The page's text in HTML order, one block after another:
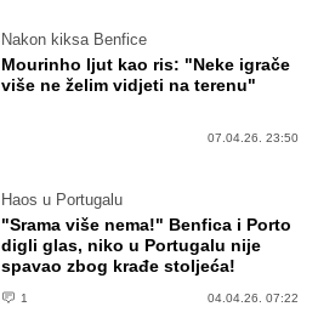
Nakon kiksa Benfice
Mourinho ljut kao ris: "Neke igrače
više ne želim vidjeti na terenu"
07.04.26. 23:50
Haos u Portugalu
"Srama više nema!" Benfica i Porto
digli glas, niko u Portugalu nije
spavao zbog krađe stoljeća!
1 04.04.26. 07:22